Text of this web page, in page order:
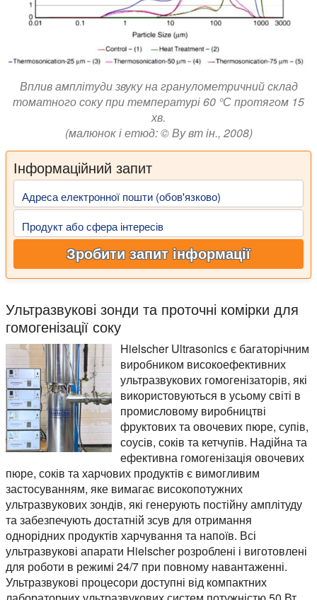
Вплив амплітуди звуку на гранулометричний склад
томатного соку при температурі 60 °С протягом 15
хв.
(малюнок і етюд: © Ву вт ін., 2008)
Інформаційний запит
Адреса електронної пошти (обов'язково)
Продукт або сфера інтересів
Зробити запит інформації
Ультразвукові зонди та проточні комірки для
гомогенізації соку
Hielscher Ultrasonics є багаторічним
виробником високоефективних
ультразвукових гомогенізаторів, які
використовуються в усьому світі в
промисловому виробництві
фруктових та овочевих пюре, супів,
соусів, соків та кетчупів. Надійна та
ефективна гомогенізація овочевих
пюре, соків та харчових продуктів є вимогливим
застосуванням, яке вимагає високопотужних
ультразвукових зондів, які генерують постійну амплітуду
та забезпечують достатній зсув для отримання
однорідних продуктів харчування та напоїв. Всі
ультразвукові апарати Hielscher розроблені і виготовлені
для роботи в режимі 24/7 при повному навантаженні.
Ультразвукові процесори доступні від компактних